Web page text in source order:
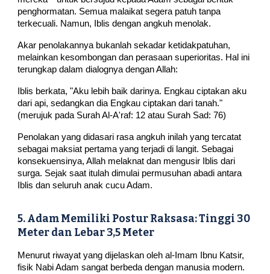
penghormatan. Semua malaikat segera patuh tanpa
terkecuali. Namun, Iblis dengan angkuh menolak.
Akar penolakannya bukanlah sekadar ketidakpatuhan,
melainkan kesombongan dan perasaan superioritas. Hal ini
terungkap dalam dialognya dengan Allah:
Iblis berkata, "Aku lebih baik darinya. Engkau ciptakan aku
dari api, sedangkan dia Engkau ciptakan dari tanah."
(merujuk pada Surah Al-A'raf: 12 atau Surah Sad: 76)
Penolakan yang didasari rasa angkuh inilah yang tercatat
sebagai maksiat pertama yang terjadi di langit. Sebagai
konsekuensinya, Allah melaknat dan mengusir Iblis dari
surga. Sejak saat itulah dimulai permusuhan abadi antara
Iblis dan seluruh anak cucu Adam.
5. Adam Memiliki Postur Raksasa: Tinggi 30
Meter dan Lebar 3,5 Meter
Menurut riwayat yang dijelaskan oleh al-Imam Ibnu Katsir,
fisik Nabi Adam sangat berbeda dengan manusia modern.